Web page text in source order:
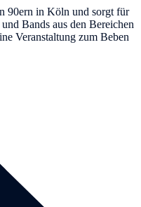
90ern in Köln und sorgt für
Bands aus den Bereichen
Veranstaltung zum Beben